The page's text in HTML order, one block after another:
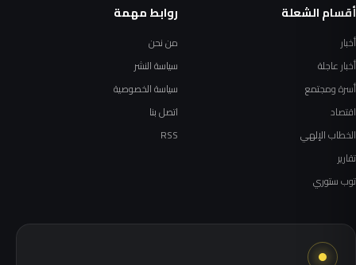
أقسام الشعلة
أخبار
أخبار عاجلة
أسرة ومجتمع
اقتصاد
الخطاب الإلهي
تقارير
توب ستوري
روابط مهمة
من نحن
سياسة النشر
سياسة الخصوصية
اتصل بنا
RSS